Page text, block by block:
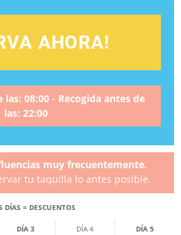
AHORA!
08:00 - Recogida antes de
las: 22:00
muy frecuentemente.
tu taquilla lo antes posible.
DÍAS = DESCUENTOS
DÍA 3 DÍA 4 DÍA 5